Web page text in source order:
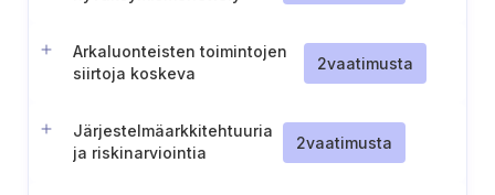
Arkaluonteisten toimintojen
siirtoja koskeva
2vaatimusta
Järjestelmäarkkitehtuuria
ja riskinarviointia
2vaatimusta